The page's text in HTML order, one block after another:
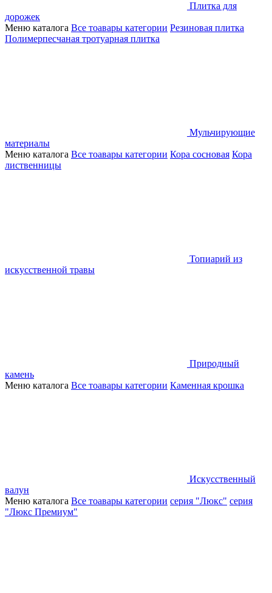
Плитка для
дорожек
Меню каталога Все тоавары категории Резиновая плитка
Полимерпесчаная тротуарная плитка
Мульчирующие
материалы
Меню каталога Все тоавары категории Кора сосновая Кора
лиственницы
Топиарий из
искусственной травы
Природный
камень
Меню каталога Все тоавары категории Каменная крошка
Искусственный
валун
Меню каталога Все тоавары категории серия "Люкс" серия
"Люкс Премиум"